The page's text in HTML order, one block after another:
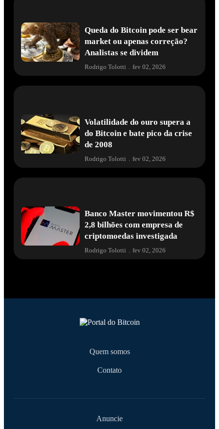
Queda do Bitcoin pode ser bear
market ou apenas correção?
Analistas se dividem
Rodrigo Tolotti . fev 02, 2026
Volatilidade do ouro supera a
do Bitcoin e bate pico da crise
de 2008
Rodrigo Tolotti fev 02, 2026
Banco Master movimentou R$
2,8 bilhões com empresa de
criptomoedas investigada
Rodrigo Tolotti . fev 02, 2026
Quem somos
Contato
Anuncie